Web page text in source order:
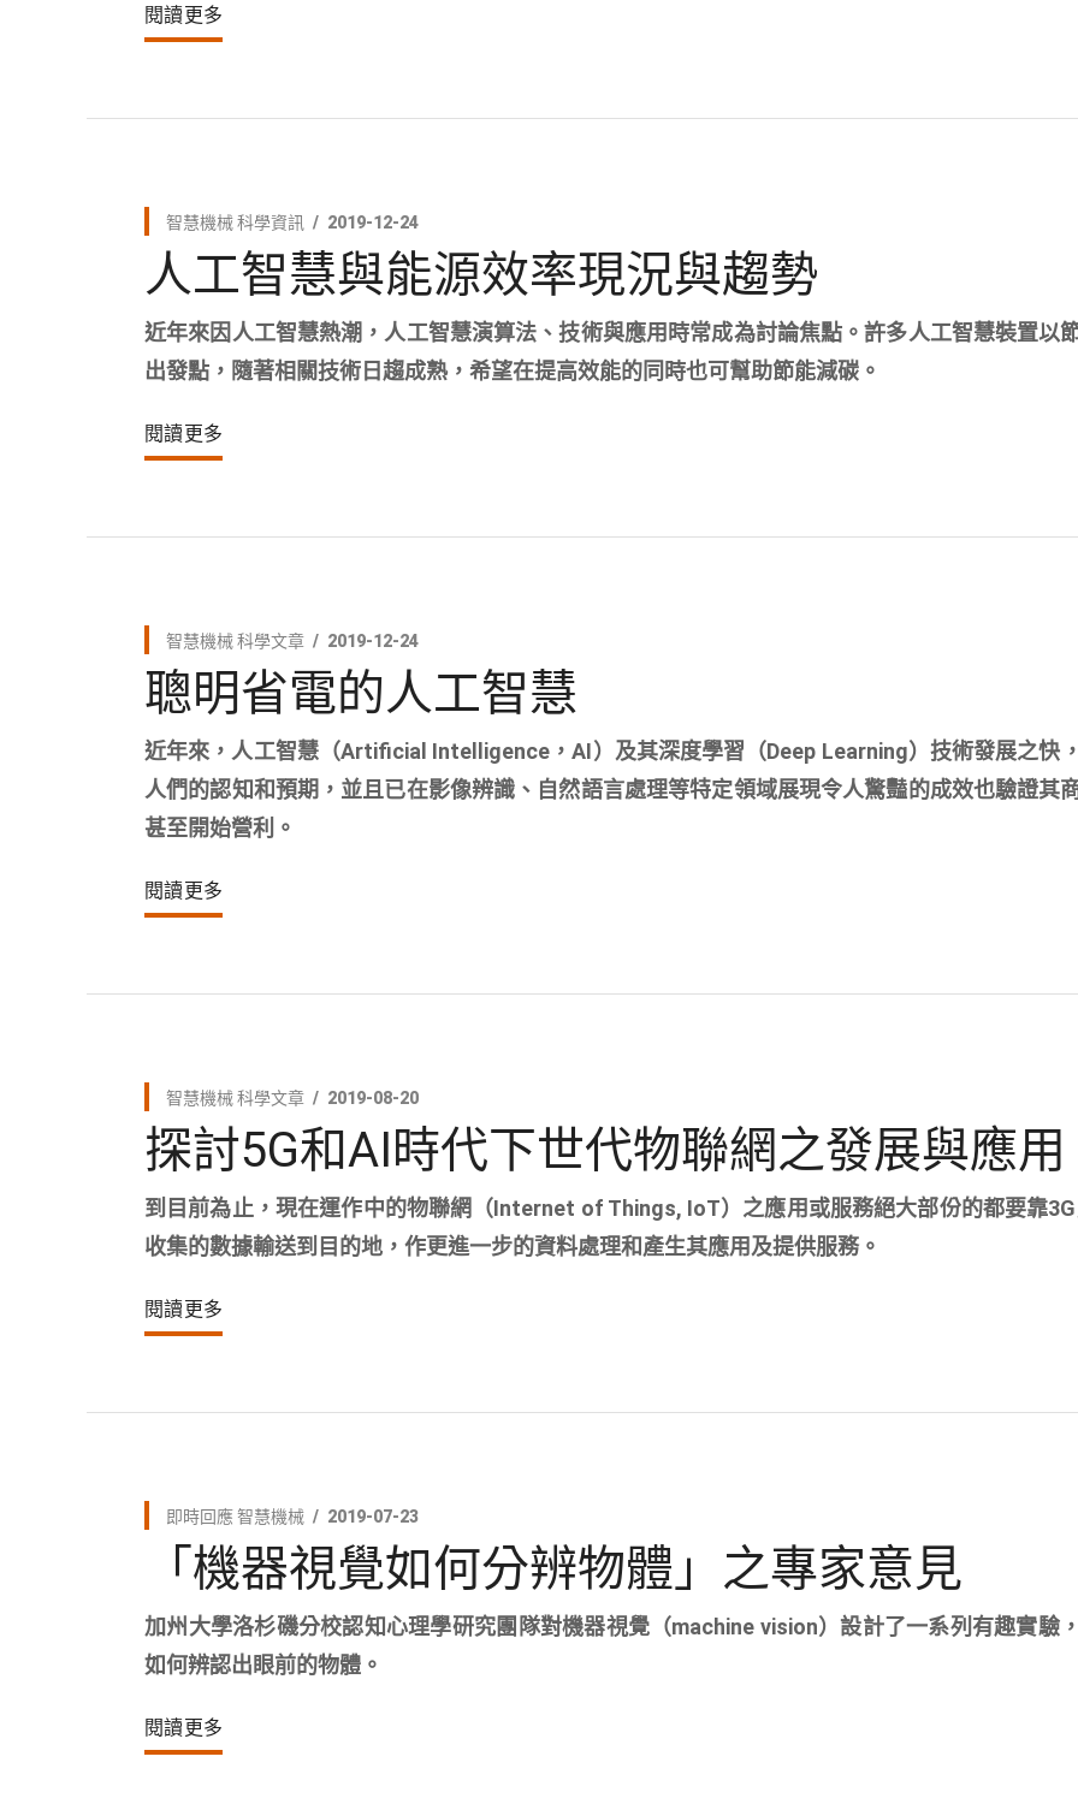
閱讀更多
智慧機械科學資訊 2019-12-24
人工智慧與能源效率現況與趨勢
近年來因人工智慧熱潮，人工智慧演算法、技術與應用時常成為討論焦點。許多人工智慧裝置以
出發點，隨著相關技術日趨成熟，希望在提高效能的同時也可幫助節能減碳。
閱讀更多
智慧機械科學文章 2019-12-24
聰明省電的人工智慧
近年來，人工智慧（Artificial Intelligence，AI）及其深度學習（Deep Learning）技術發展之快
人們的認知和預期，並且已在影像辨識、自然語言處理等特定領域展現令人驚豔的成效也驗證其
甚至開始營利。
閱讀更多
智慧機械科學文章 2019-08-20
探討5G和AI時代下世代物聯網之發展與應用
到目前為止，現在運作中的物聯網（Internet of Things, IoT）之應用或服務絕大部份的都要靠
收集的數據輸送到目的地，作更進一步的資料處理和產生其應用及提供服務。
閱讀更多
即時回應智慧機械 2019-07-23
「機器視覺如何分辨物體」之專家意見
加州大學洛杉磯分校認知心理學研究團隊對機器視覺（machine vision）設計了一系列有趣實驗
如何辨認出眼前的物體。
閱讀更多